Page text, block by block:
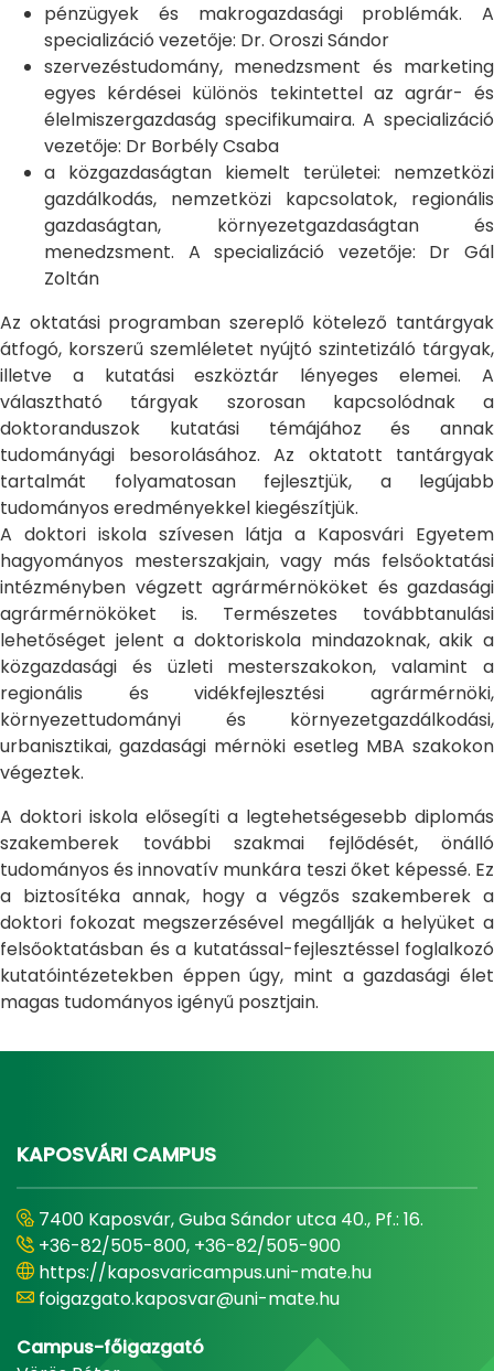
pénzügyek és makrogazdasági problémák. A
specializáció vezetője: Dr. Oroszi Sándor
szervezéstudomány, menedzsment és marketing
egyes kérdései különös tekintettel az agrár- és
élelmiszergazdaság specifikumaira. A specializáció
vezetője: Dr Borbély Csaba
a közgazdaságtan kiemelt területei: nemzetközi
gazdálkodás, nemzetközi kapcsolatok, regionális
gazdaságtan, környezetgazdaságtan és
menedzsment. A specializáció vezetője: Dr Gál
Zoltán
Az oktatási programban szereplő kötelező tantárgyak
átfogó, korszerű szemléletet nyújtó szintetizáló tárgyak,
illetve a kutatási eszköztár lényeges elemei. A
választható tárgyak szorosan kapcsolódnak a
doktoranduszok kutatási témájához és annak
tudományági besorolásához. Az oktatott tantárgyak
tartalmát folyamatosan fejlesztjük, a legújabb
tudományos eredményekkel kiegészítjük.
A doktori iskola szívesen látja a Kaposvári Egyetem
hagyományos mesterszakjain, vagy más felsőoktatási
intézményben végzett agrármérnököket és gazdasági
agrármérnököket is. Természetes továbbtanulási
lehetőséget jelent a doktoriskola mindazoknak, akik a
közgazdasági és üzleti mesterszakokon, valamint a
regionális és vidékfejlesztési agrármérnöki,
környezettudományi és környezetgazdálkodási,
urbanisztikai, gazdasági mérnöki esetleg MBA szakokon
végeztek.
A doktori iskola elősegíti a legtehetségesebb diplomás
szakemberek további szakmai fejlődését, önálló
tudományos és innovatív munkára teszi őket képessé. Ez
a biztosítéka annak, hogy a végzős szakemberek a
doktori fokozat megszerzésével megállják a helyüket a
felsőoktatásban és a kutatással-fejlesztéssel foglalkozó
kutatóintézetekben éppen úgy, mint a gazdasági élet
magas tudományos igényű posztjain.
KAPOSVÁRI CAMPUS
7400 Kaposvár, Guba Sándor utca 40., Pf.: 16.
+36-82/505-800, +36-82/505-900
https://kaposvaricampus.uni-mate.hu
foigazgato.kaposvar@uni-mate.hu
Campus-főigazgató